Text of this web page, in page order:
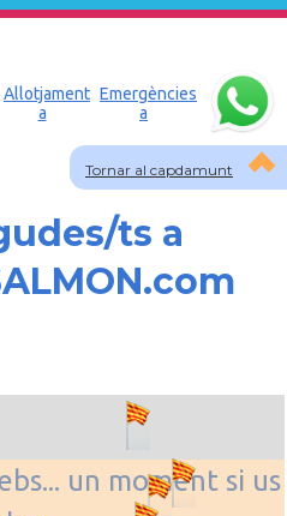
Tornar al capdamunt
Allotjament
a
Emergències
a
ts a
un moment si us